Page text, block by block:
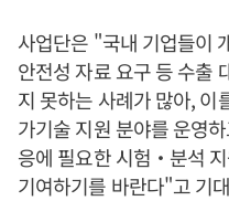
사업단은 "국내 기업들이
안전성 자료 요구 등 수출
지 못하는 사례가 많아, 이
가기술 지원 분야를 운영
응에 필요한 시험‧분석
기여하기를 바란다"고 기